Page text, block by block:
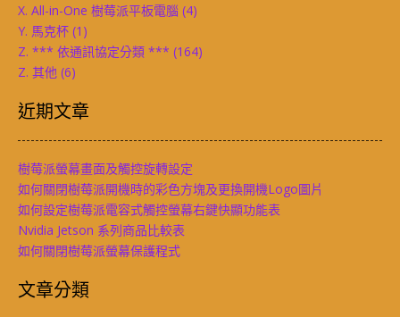
X. All-in-One 樹莓派平板電腦 (4)
Y. 馬克杯 (1)
Z. *** 依通訊協定分類 *** (164)
Z. 其他 (6)
近期文章
樹莓派螢幕畫面及觸控旋轉設定
如何關閉樹莓派開機時的彩色方塊及更換開機Logo圖片
如何設定樹莓派電容式觸控螢幕右鍵快顯功能表
Nvidia Jetson 系列商品比較表
如何關閉樹莓派螢幕保護程式
文章分類